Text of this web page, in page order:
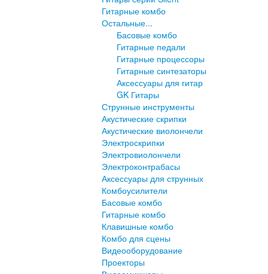
Гитарные комбо
Остальные...
Басовые комбо
Гитарные педали
Гитарные процессоры
Гитарные синтезаторы
Аксессуары для гитар
GK Гитары
Струнные инструменты
Акустические скрипки
Акустические виолончели
Электроскрипки
Электровиолончели
Электроконтрабасы
Аксессуары для струнных
Комбоусилители
Басовые комбо
Гитарные комбо
Клавишные комбо
Комбо для сцены
Видеооборудование
Проекторы